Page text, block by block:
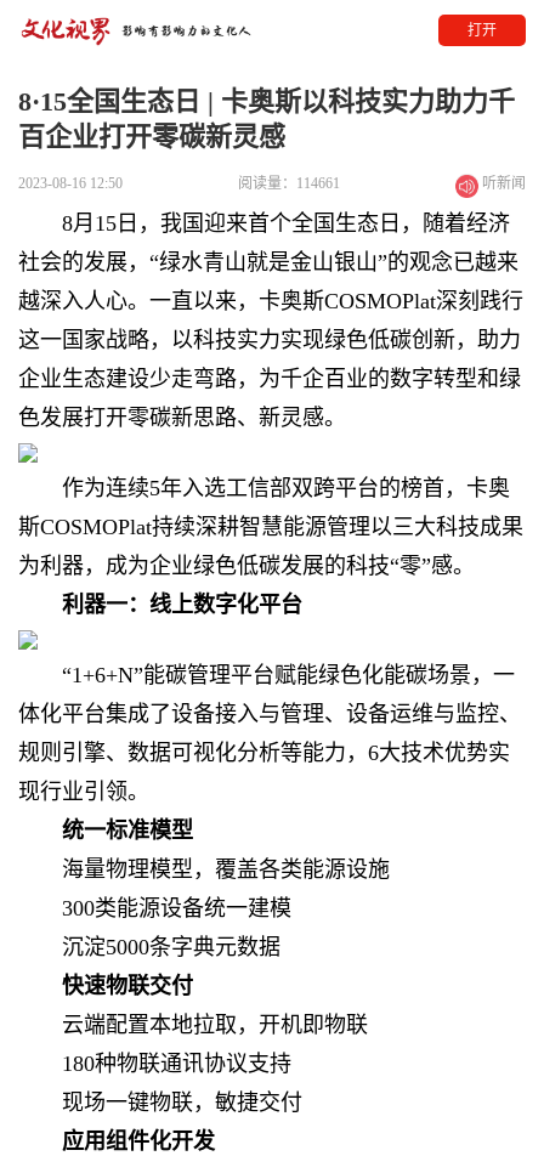
打开
8·15全国生态日 | 卡奥斯以科技实力助力千
百企业打开零碳新灵感
2023-08-16 12:50 阅读量：114661 听新闻
8月15日，我国迎来首个全国生态日，
随着经济
社会的发展， “绿水青山就是金山银山”的观念已越来
越深入人心。 一直以来，卡奥斯COSMOPlat深刻践行
这一国家战略， 以科技实力实现绿色低碳创新， 助力
企业生态建设少走弯路， 为千企百业的数字转型和绿
色发展打开零碳新思路、新灵感。
作为连续5年入选工信部双跨平台的榜首， 卡奥
斯COSMOPlat持续深耕智慧能源管理以三大科技成果
为利器， 成为企业绿色低碳发展的科技“零”感。
利器一： 线上数字化平台
“1+6+N”能碳管理平台赋能绿色化能碳场景， 一
体化平台集成了设备接入与管理、设备运维与监控、
规则引擎、数据可视化分析等能力， 6大技术优势实
现行业引领。
统一标准模型
海量物理模型，覆盖各类能源设施
300类能源设备统一建模
沉淀5000条字典元数据
快速物联交付
云端配置本地拉取，开机即物联
180种物联通讯协议支持
现场一键物联，敏捷交付
应用组件化开发